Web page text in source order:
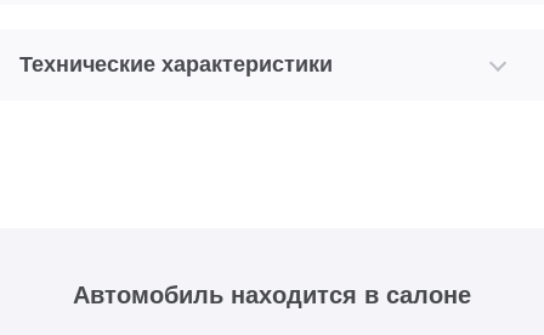
Технические характеристики
Автомобиль находится в салоне